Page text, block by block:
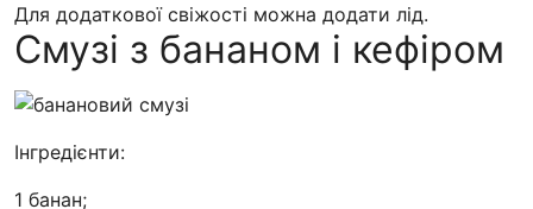
Для додаткової свіжості можна додати лід.
Смузі з бананом і кефіром
Інгредієнти:
1 банан;